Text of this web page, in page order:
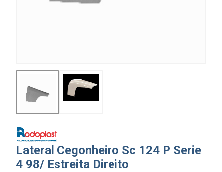
Lateral Cegonheiro Sc 124 P Serie
4 98/ Estreita Direito